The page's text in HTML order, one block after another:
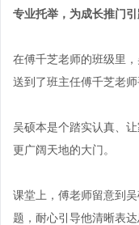
专业托举，为成长推门
在傅千芝老师的班级里
送到了班主任傅千芝老师
吴硕本是个踏实认真、
更广阔天地的大门。
课堂上，傅老师留意到
题，耐心引导他清晰表